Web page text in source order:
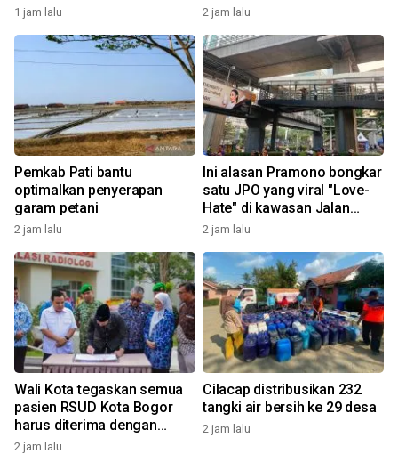
1 jam lalu 2 jam lalu
Pemkab Pati bantu
optimalkan penyerapan
garam petani
2 jam lalu
Ini alasan Pramono bongkar
satu JPO yang viral "Love-
Hate" di kawasan Jalan
Rasuna Said
2 jam lalu
Wali Kota tegaskan semua
pasien RSUD Kota Bogor
harus diterima dengan
profesional
2 jam lalu
Cilacap distribusikan 232
tangki air bersih ke 29 desa
2 jam lalu